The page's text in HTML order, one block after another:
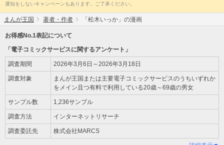
通知をしないキャンペーンもあります。ご了承ください。
まんが王国 著者・作者 「松木いっか」の漫画
お得感No.1表記について
「電子コミックサービスに関するアンケート」
調査期間 2026年3月6日～2026年3月18日
調査対象
まんが王国または主要電子コミックサービスのうちいずれか
をメイン且つ有料で利用している20歳～69歳の男女
サンプル数 1,236サンプル
調査方法 インターネットリサーチ
調査委託先 株式会社MARCS